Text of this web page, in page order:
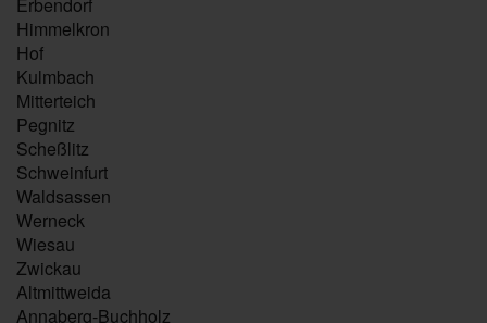
Himmelkron
Hof
Kulmbach
Mitterteich
Pegnitz
Scheßlitz
Schweinfurt
Waldsassen
Werneck
Wiesau
Zwickau
Altmittweida
Annaberg-Buchholz